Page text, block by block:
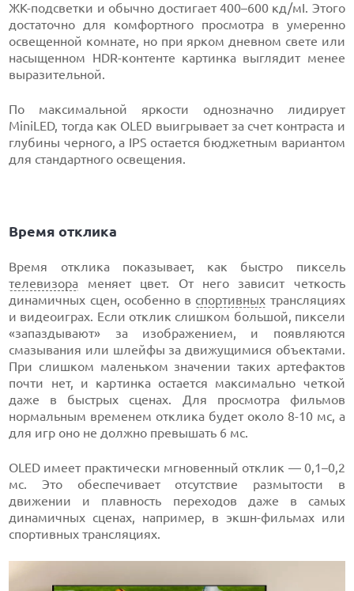
ЖК-подсветки и обычно достигает 400–600 кд/мІ. Этого
достаточно для комфортного просмотра в умеренно
освещенной комнате, но при ярком дневном свете или
насыщенном HDR-контенте картинка выглядит менее
выразительной.
По максимальной яркости однозначно лидирует
MiniLED, тогда как OLED выигрывает за счет контраста и
глубины черного, а IPS остается бюджетным вариантом
для стандартного освещения.
Время отклика
Время отклика показывает, как быстро пиксель
телевизора меняет цвет. От него зависит четкость
динамичных сцен, особенно в спортивных трансляциях
и видеоиграх. Если отклик слишком большой, пиксели
«запаздывают» за изображением, и появляются
смазывания или шлейфы за движущимися объектами.
При слишком маленьком значении таких артефактов
почти нет, и картинка остается максимально четкой
даже в быстрых сценах. Для просмотра фильмов
нормальным временем отклика будет около 8-10 мс, а
для игр оно не должно превышать 6 мс.
OLED имеет практически мгновенный отклик — 0,1–0,2
мс. Это обеспечивает отсутствие размытости в
движении и плавность переходов даже в самых
динамичных сценах, например, в экшн-фильмах или
спортивных трансляциях.